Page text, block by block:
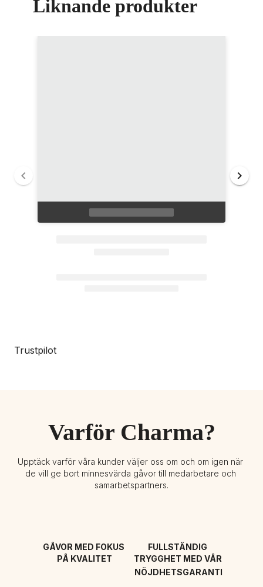
Liknande produkter
Trustpilot
Varför Charma?
Upptäck varför våra kunder väljer oss om och om igen när
de vill ge bort minnesvärda gåvor till medarbetare och
samarbetspartners.
GÅVOR MED FOKUS
PÅ KVALITET
FULLSTÄNDIG
TRYGGHET MED VÅR
NÖJDHETSGARANTI